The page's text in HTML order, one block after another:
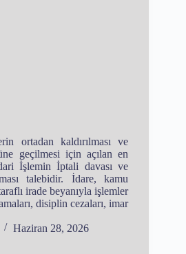
ortadan kaldırılması ve
geçilmesi için açılan en
İşlemin İptali davası ve
talebidir. İdare, kamu
irade beyanıyla işlemler
disiplin cezaları, imar
Haziran 28, 2026